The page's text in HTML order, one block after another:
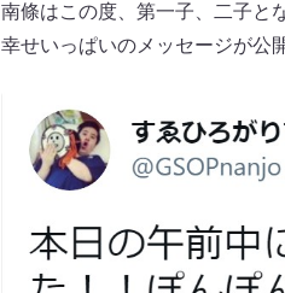
南條はこの度、第一子、二子と
幸せいっぱいのメッセージが公